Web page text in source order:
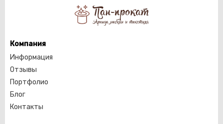
Компания
Информация
Отзывы
Портфолио
Блог
Контакты